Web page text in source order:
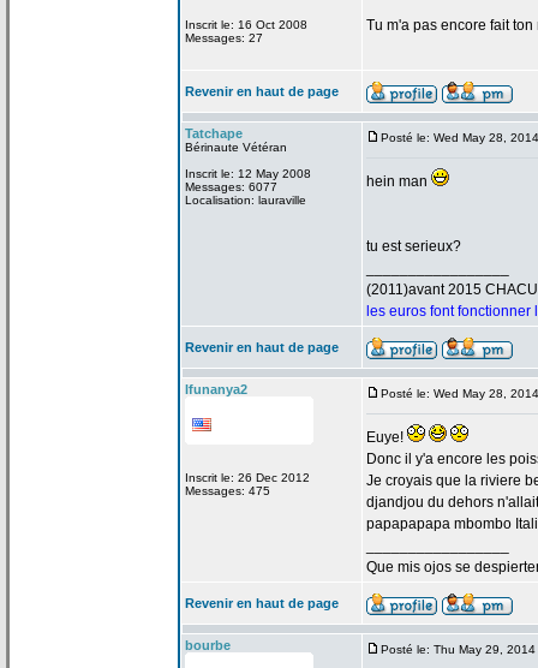
Inscrit le: 16 Oct 2008
Messages: 27
Tu m'a pas encore fait ton
Revenir en haut de page
Tatchape
Bérinaute Vétéran
Inscrit le: 12 May 2008
Messages: 6077
Localisation: lauraville
Posté le: Wed May 28,
hein man
tu est serieux?
(2011)avant 2015
les euros font fonctionner
Revenir en haut de page
Ifunanya2
Inscrit le: 26 Dec 2012
Messages: 475
Posté le: Wed May 28,
Euye!
Donc il y'a encore les
Je croyais que la riviere
djandjou du dehors
papapapapa mbombo
Que mis ojos se
Revenir en haut de page
bourbe Posté le: Thu May 29, 2014